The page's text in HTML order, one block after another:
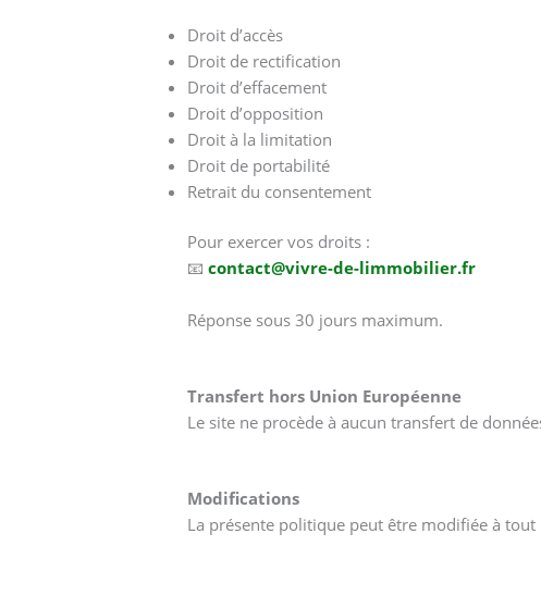
Droit d’accès
Droit de rectification
Droit d’effacement
Droit d’opposition
Droit à la limitation
Droit de portabilité
Retrait du consentement
Pour exercer vos droits :
📧contact@vivre-de-limmobilier.fr
Réponse sous 30 jours maximum.
Transfert hors Union Européenne
Le site ne procède à aucun transfert de
Modifications
La présente politique peut être modifiée à